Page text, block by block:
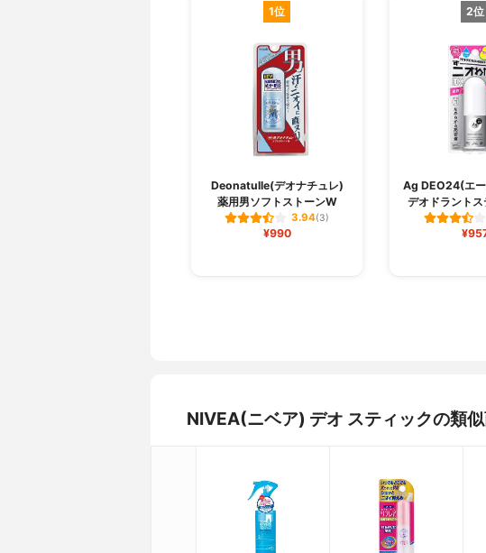
1位
Deonatulle(デオナチュレ)
薬用男ソフトストーンW
3.94(3)
¥990
2位
Ag DEO24(エ
デオドラント
NIVEA(ニベア) デオ スティックの類